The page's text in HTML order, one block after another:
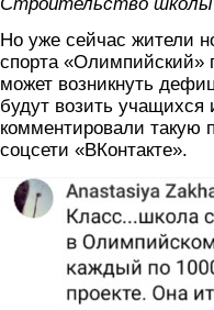
Но уже сейчас жители
спорта «Олимпийский»
может возникнуть
будут возить
комментировали такую
соцсети «ВКонтакте».
2_smeny2.jpg